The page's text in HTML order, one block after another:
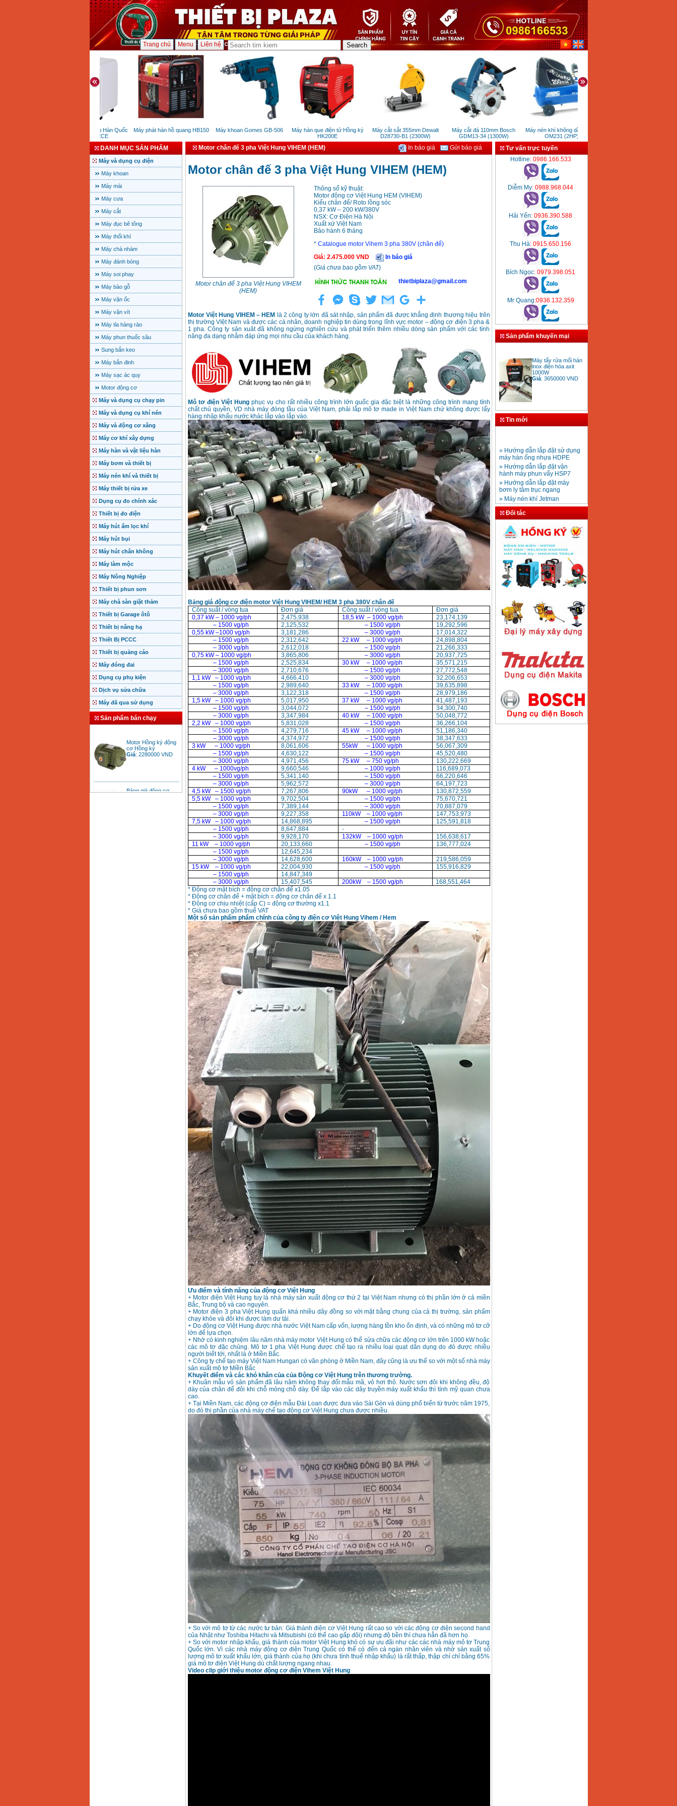
Trang chủ Menu Liên hệ
Máy hút ẩm Airko Hàn Quốc
AKR-12ECE
Máy phát hàn hồ quang HB150 Máy khoan Gomes GB-506
Máy hàn que điện tử Hồng ký
HK200E
Máy cắt sắt 355mm Dewalt
D28730-B1 (2300W)
Máy cắt đá 110mm Bosch
GDM13-34 (1300W)
Máy nén khí không dầu ABAC
OM231 (2HP)
DANH MỤC SẢN PHẨM
Máy và dụng cụ điện
Máy khoan
Máy mài
Máy cưa
Máy cắt
Máy đục bê tông
Máy thổi khí
Máy chà nhám
Máy đánh bóng
Máy soi phay
Máy bào gỗ
Máy vặn ốc
Máy vặn vít
Máy tỉa hàng rào
Máy phun thuốc sâu
Sung bắn keo
Máy bắn đinh
Máy sạc ác quy
Motor động cơ
Máy và dụng cụ chạy pin
Máy và dụng cụ khí nén
Máy và động cơ xăng
Máy cơ khí xây dựng
Máy hàn và vật liệu hàn
Máy bơm và thiết bị
Máy nén khí và thiết bị
Máy thiết bị rửa xe
Dụng cụ đo chính xác
Thiết bị đo điện
Máy hút ẩm lọc khí
Máy hút bụi
Máy hút chân không
Máy làm mộc
Máy Nông Nghiệp
Thiết bị phun sơn
Máy chà sàn giặt thảm
Thiết bị Garage ôtô
Thiết bị nâng hạ
Thiết Bị PCCC
Thiết bị quảng cáo
Máy đóng đai
Dụng cụ phụ kiện
Dịch vụ sửa chữa
Máy đã qua sử dụng
Sản phẩm bán chạy
cơ Hồng ký
Giá:2280000VND
Bảng giá động cơ
diesel đầu nổ diesel
Giá:6500000VND
Motor chân đế 3 pha Việt Hung VIHEM (HEM) In báo giá Gửi báo giá
Motor chân đế 3 pha Việt Hung VIHEM (HEM)
Motor chân đế 3 pha Việt Hung VIHEM
(HEM)
Thông số kỹ thuật:
Motor động cơ Việt Hung HEM (VIHEM)
Kiểu chân đế/ Roto lồng sóc
0,37 kW – 200 kW/380V
NSX: Cơ Điện Hà Nội
Xuất xứ Việt Nam
Bảo hành 6 tháng
* Catalogue motor Vihem 3 pha 380V (chân đế)
Giá: 2.475.000VND
In báo giá
(Giá chưa bao gồm VAT)
thietbiplaza@gmail.com
Motor Việt Hung VIHEM – HEM
là 2 công ty lớn đã sát nhập, sản phẩm đã được khẳng định thương hiệu trên
thị trường VIệt Nam và được các cá nhân, doanh nghiệp tin dùng trong lĩnh vực motor – động cơ điện 3 pha &
1 pha. Công ty sản xuât đã không ngừng nghiên cứu và phát triển thêm nhiều dòng sản phẩm với các tính
năng đa dạng nhằm đáp ứng mọi nhu cầu của khách hàng.
Mô tơ điện Việt Hungphục vụ cho rất nhiều công trình lớn quốc gia đặc biệt là những công trình mang tính
chất chủ quyền, VD nhà máy đóng tầu của Việt Nam, phải lắp mô tơ made in Việt Nam chứ không được lấy
hàng nhập khẩu nước khác lắp vào lắp vào.
Bảng giá động cơ điện motor Việt Hung VIHEM/ HEM 3 pha 380V chân đế
Công suất / vòng tua
Đơn giá Công suất / vòng tua
Đơn giá
0,37 kW – 1000 vg/ph
2,475,938 18,5 kW – 1000 vg/ph
23,174,139
– 1500 vg/ph
2,125,532 – 1500 vg/ph
19,292,596
0,55 kW –1000 vg/ph
3,181,286 – 3000 vg/ph
17,014,322
– 1500 vg/ph
2,312,642 22 kW – 1000 vg/ph
24,898,804
– 3000 vg/ph
2,612,018 – 1500 vg/ph
21,266,333
0,75 kW – 1000 vg/ph
3,865,806 – 3000 vg/ph
20,937,725
– 1500 vg/ph
2,525,834 30 kW – 1000 vg/ph
35,571,215
– 3000 vg/ph
2,710,676 – 1500 vg/ph
27,772,548
1,1 kW – 1000 vg/ph
4,666,410 – 3000 vg/ph
32,206,653
– 1500 vg/ph
2,989,640 33 kW – 1000 vg/ph
39,635,898
– 3000 vg/ph
3,122,318 – 1500 vg/ph
28,979,186
1,5 kW – 1000 vg/ph
5,017,950 37 kW – 1000 vg/ph
41,487,193
– 1500 vg/ph
3,044,072 – 1500 vg/ph
34,300,740
– 3000 vg/ph
3,347,984 40 kW – 1000 vg/ph
50,048,772
2,2 kW – 1000 vg/ph
5,831,028 – 1500 vg/ph
36,266,104
– 1500 vg/ph
4,279,716 45 kW – 1000 vg/ph
51,186,340
– 3000 vg/ph
4,374,972 – 1500 vg/ph
38,347,633
3 kW – 1000 vg/ph
8,061,606 55kW – 1000 vg/ph
56,067,309
– 1500 vg/ph
4,630,122 – 1500 vg/ph
45,520,480
– 3000 vg/ph
4,971,456 75 kW – 750 vg/ph
130,222,669
4 kW – 1000vg/ph
9,660,546 – 1000 vg/ph
116,689,073
– 1500 vg/ph
5,341,140 – 1500 vg/ph
66,220,646
– 3000 vg/ph
5,962,572 – 3000 vg/ph
64,197,723
4,5 kW – 1500 vg/ph
7,267,806 90kW – 1000 vg/ph
130,872,559
5,5 kW – 1000 vg/ph
9,702,504 – 1500 vg/ph
75,670,721
– 1500 vg/ph
7,389,144 – 3000 vg/ph
70,887,079
– 3000 vg/ph
9,227,358 110kW – 1000 vg/ph
147,753,973
7,5 kW
– 1000 vg/ph 14,868,895 – 1500 vg/ph
125,591,818
– 1500 vg/ph
8,647,884
-
– 3000 vg/ph
9,928,170 132kW – 1000 vg/ph
156,638,617
11 kW – 1000 vg/ph
20,133,660 – 1500 vg/ph
136,777,024
– 1500 vg/ph
12,645,234
– 3000 vg/ph
14,628,600 160kW – 1000 vg/ph
219,586,059
15 kW – 1000 vg/ph
22,004,930 – 1500 vg/ph
155,916,829
– 1500 vg/ph
14,847,349
– 3000 vg/ph
15,407,545 200kW – 1500 vg/ph
168,551,464
* Động cơ mặt bích = động cơ chân đế x1.05
* Động cơ chân đế + mặt bích = động cơ chân đế x 1.1
* Động cơ chịu nhiệt (cấp C) = động cơ thường x1.1
* Giá chưa bao gồm thuế VAT
Một số sản phẩm phẩm chính của công ty điện cơ Việt Hung Vihem / Hem
Ưu điểm và tính năng của động cơ Việt Hung
+ Motor điện Việt Hung tuy là nhà máy sản xuất động cơ thứ 2 tại Việt Nam nhưng có thị phần lớn ở cả miền
Bắc, Trung bộ và cao nguyên.
+ Motor điện 3 pha Việt Hung quấn khá nhiều dây đồng so với mặt bằng chung của cả thị trường, sản phẩm
chạy khỏe và đôi khi được làm dư tải.
+ Do động cơ Việt Hung được nhà nước Việt Nam cấp vốn, lượng hàng tồn kho ổn định, và có những mô tơ cỡ
lớn để lựa chọn.
+ Nhờ có kinh nghiệm lâu năm nhà máy motor Việt Hung có thể sửa chữa các động cơ lớn trên 1000 kW hoặc
các mô tơ đặc chủng. Mô tơ 1 pha Việt Hung được chế tạo ra nhiều loại quạt dân dụng do đó được nhiều
người biết tới, nhất là ở Miền Bắc.
+ Công ty chế tạo máy Việt Nam Hungari có văn phòng ở Miền Nam, đây cũng là ưu thế so với một số nhà máy
sản xuất mô tơ Miền Bắc
Khuyết điểm và các khó khăn của của Động cơ Việt Hung trên thương trường.
+ Khuân mẫu vỏ sản phẩm đã lâu năm không thay đổi mẫu mã, vỏ hơi thô. Nước sơn đôi khi không đều, độ
dày của chân đế đôi khi chỗ mỏng chỗ dày. Để lắp vào các dây truyền máy xuất khẩu thì tính mỹ quan chưa
cao.
+ Tại Miền Nam, các động cơ điện mẫu Đài Loan được đưa vào Sài Gòn và dùng phổ biến từ trước năm 1975,
do đó thị phần của nhà máy chế tạo động cơ Việt Hung chưa được nhiều.
+ So với mô tơ từ các nước tư bản: Giá thành điện cơ Việt Hung rất cao so với các động cơ điện second hand
của Nhật như Toshiba Hitachi và Mitsubishi (có thể cao gấp đôi) nhưng độ bền thì chưa hẳn đã hơn họ.
+ So với motor nhập khẩu, giá thành của motor Việt Hung khó có sự ưu đãi như các các nhà máy mô tơ Trung
Quốc lớn. Vì các nhà máy động cơ điện Trung Quốc có thể có đến cả ngàn nhân viên và nhờ sản xuất số
lượng mô tơ xuất khẩu lớn, giá thành của họ (khi chưa tính thuế nhập khẩu) là rất thấp, thập chí chỉ bằng 65%
giá mô tơ điện Việt Hung dù chất lượng ngang nhau.
Video clip giới thiệu motor động cơ điện Vihem Việt Hung
Tư vấn trực tuyến
Hotline: 0986.166.533
Diễm My: 0988.968.044
Hải Yến: 0936.390.588
Thu Hà: 0915.650.156
Bích Ngọc: 0979.398.051
Mr Quang:0936.132.359
Sản phẩm khuyến mại
inox điện hóa axit
1000W
Giá:3650000
Bảng giá mũi khoan
Mũi khoan rút lõi bê
tông D20-D350
Giá:330000VND
Máy khoan bàn
600mm Hồng Ký
KD600 (250W)
Máy hàn que Hồng
ký Jet SR200R
Giá:2350000VND
Giá:2770000 VND
:2890000VND
Máy hàn que điện tử
Hồng ký HK200E
:4100000VND
Tin mới
máy hàn ống nhựa HDPE
» Hướng dẫn lắp đặt vận
hành máy phun vẩy HSP7
» Hướng dẫn lắp đặt máy
bơm ly tâm trục ngang
» Máy nén khí Jetman
» HDSD Máy Hàn Ống Nhựa
HDPE quay tay thủy lực
» Đại lý bán Máy hàn
» Máy khoan rút lõi cầm tay
chạy điện pin
» Hình thức thanh toán tại
Thiết Bị Plaza
» Máy ổn áp, máy biến áp
Fushin
» Các loại khí dùng cho máy
cắt kim loại Plasma
Đối tác